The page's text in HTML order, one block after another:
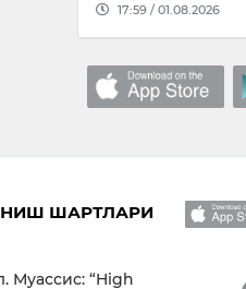
17:59 / 01.08.2026
ШАРТЛАРИ
Муассис: “High